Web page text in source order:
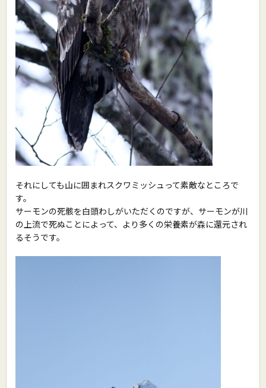
それにしても山に囲まれスクワミッシュって素敵なところで
す。
サーモンの死骸を白頭わしがいただくのですが、サーモンが川
の上流で死ぬことによって、より多くの栄養素が森に還元され
るそうです。